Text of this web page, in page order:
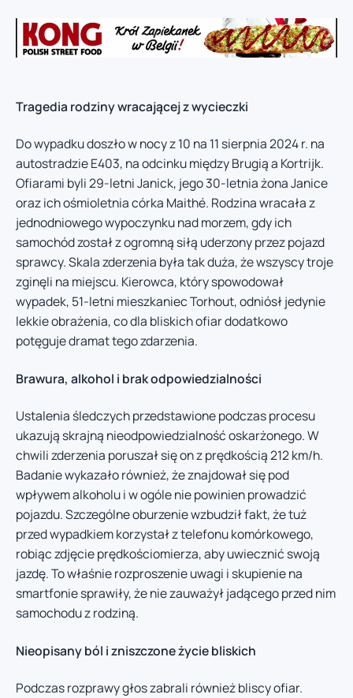
Tragedia rodziny wracającej z wycieczki
Do wypadku doszło w nocy z 10 na 11 sierpnia 2024 r. na
autostradzie E403, na odcinku między Brugią a Kortrijk.
Ofiarami byli 29-letni Janick, jego 30-letnia żona Janice
oraz ich ośmioletnia córka Maithé. Rodzina wracała z
jednodniowego wypoczynku nad morzem, gdy ich
samochód został z ogromną siłą uderzony przez pojazd
sprawcy. Skala zderzenia była tak duża, że wszyscy troje
zginęli na miejscu. Kierowca, który spowodował
wypadek, 51-letni mieszkaniec Torhout, odniósł jedynie
lekkie obrażenia, co dla bliskich ofiar dodatkowo
potęguje dramat tego zdarzenia.
Brawura, alkohol i brak odpowiedzialności
Ustalenia śledczych przedstawione podczas procesu
ukazują skrajną nieodpowiedzialność oskarżonego. W
chwili zderzenia poruszał się on z prędkością 212 km/h.
Badanie wykazało również, że znajdował się pod
wpływem alkoholu i w ogóle nie powinien prowadzić
pojazdu. Szczególne oburzenie wzbudził fakt, że tuż
przed wypadkiem korzystał z telefonu komórkowego,
robiąc zdjęcie prędkościomierza, aby uwiecznić swoją
jazdę. To właśnie rozproszenie uwagi i skupienie na
smartfonie sprawiły, że nie zauważył jadącego przed nim
samochodu z rodziną.
Nieopisany ból i zniszczone życie bliskich
Podczas rozprawy głos zabrali również bliscy ofiar.